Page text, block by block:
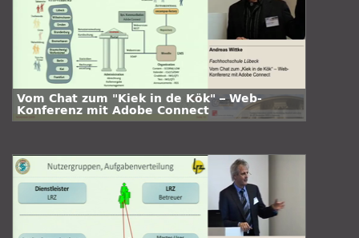
Vom Chat zum "Kiek in de Kök" – Web-
Konferenz mit Adobe Connect